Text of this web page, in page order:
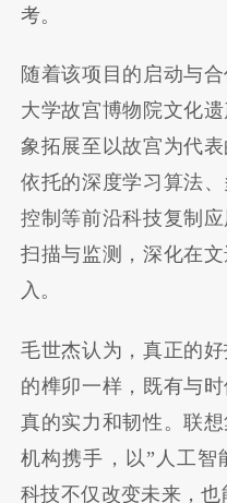
考。
随着该项目的启动与
大学故宫博物院文化
象拓展至以故宫为代
依托的深度学习算法
控制等前沿科技复制
扫描与监测，深化在
入。
毛世杰认为，真正的
的榫卯一样，既有与
真的实力和韧性。联
机构携手，以”人工智
科技不仅改变未来，也